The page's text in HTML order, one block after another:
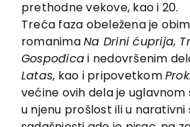
prethodne vekove, kao i 20.
Treća faza obeležena je
romanimaNa Drini ćuprija,
Gospođicai nedovršenim
Latas, kao i pripovetkom
većine ovih dela je uglavnom
u njenu prošlost ili u